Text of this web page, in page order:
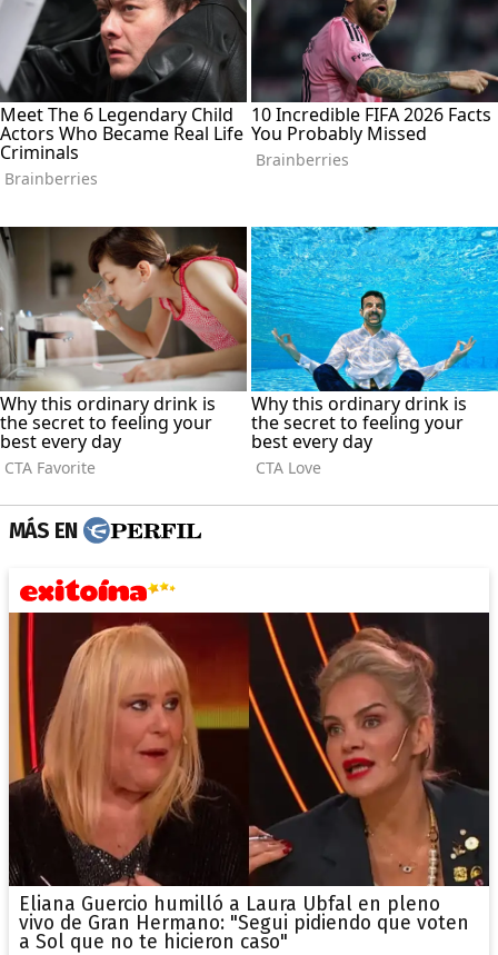
MÁS EN
Eliana Guercio humilló a Laura Ubfal en pleno
vivo de Gran Hermano: "Segui pidiendo que voten
a Sol que no te hicieron caso"